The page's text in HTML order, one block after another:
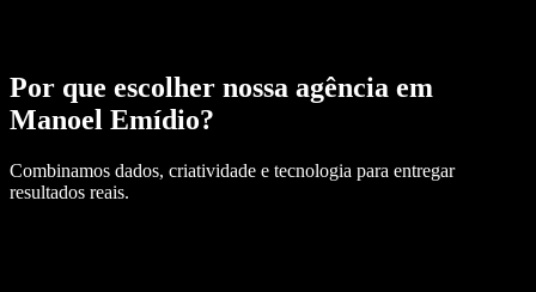
Por que escolher nossa agência em
Manoel Emídio?
Combinamos dados, criatividade e tecnologia para entregar
resultados reais.